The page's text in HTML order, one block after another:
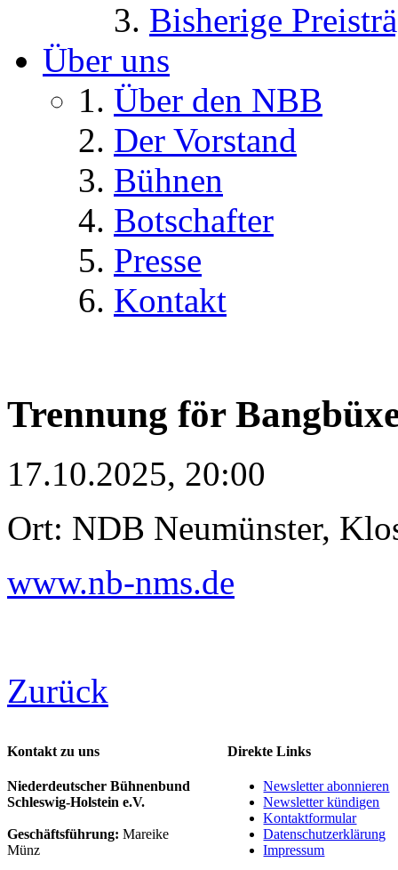
Bisherige
Über uns
Über den NBB
Der Vorstand
Bühnen
Botschafter
Presse
Kontakt
Trennung för
17.10.2025, 20:00
Ort: NDB Neumünster,
www.nb-nms.de
Zurück
Kontakt zu uns
Niederdeutscher Bühnenbund
Schleswig-Holstein e.V.
Geschäftsführung: Mareike
Münz
Direkte Links
Newsletter abonnieren
Newsletter kündigen
Kontaktformular
Datenschutzerklärung
Impressum